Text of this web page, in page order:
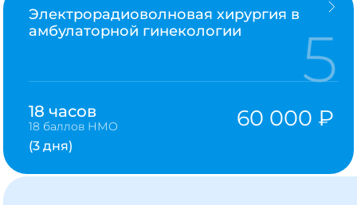
Электрорадиоволновая хирургия в
амбулаторной гинекологии
5
18 часов
18 баллов НМО
(3 дня)
60 000 ₽